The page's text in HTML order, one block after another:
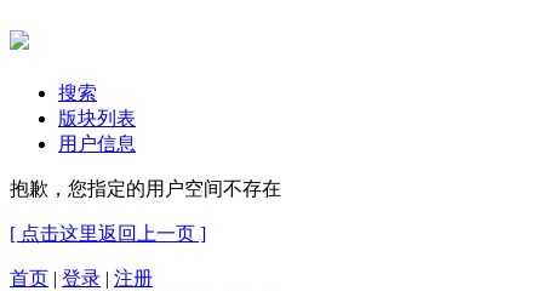
搜索
版块列表
用户信息
抱歉，您指定的用户空间不存在
[ 点击这里返回上一页 ]
首页 | 登录 | 注册